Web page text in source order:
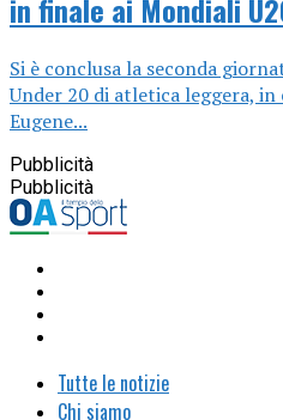
in finale ai Mondiali
Si è conclusa la seconda
Under 20 di atletica leggera, in
Eugene...
Pubblicità
Pubblicità
Tutte le notizie
Chi siamo